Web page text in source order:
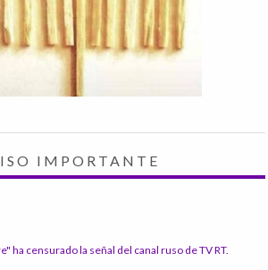
IMPORTANTE
ha censurado la señal del canal ruso de TV RT.